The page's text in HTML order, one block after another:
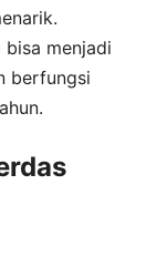
menjadi
berfungsi